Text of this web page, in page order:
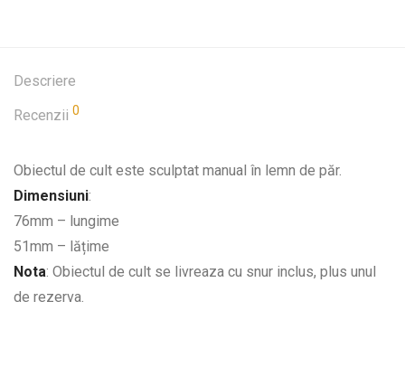
Descriere
Recenzii 0
Obiectul de cult este sculptat manual în lemn de păr.
Dimensiuni:
76mm – lungime
51mm – lățime
Nota: Obiectul de cult se livreaza cu snur inclus, plus unul
de rezerva.